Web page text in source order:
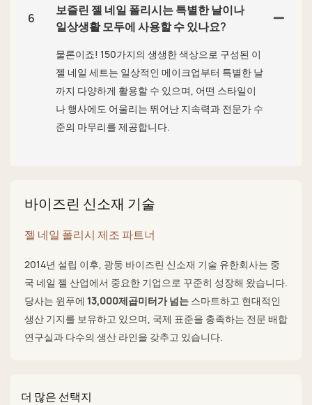
6
보즐린 젤 네일 폴리시는 특별한 날이나
일상생활 모두에 사용할 수 있나요?
물론이죠! 150가지의 생생한 색상으로 구성된 이
젤 네일 세트는 일상적인 메이크업부터 특별한 날
까지 다양하게 활용할 수 있으며, 어떤 스타일이
나 행사에도 어울리는 뛰어난 지속력과 전문가 수
준의 마무리를 제공합니다.
바이즈린 신소재 기술
젤 네일 폴리시 제조 파트너
2014년 설립 이후, 광둥 바이즈린 신소재 기술 유한회사는 중
국 네일 젤 산업에서 중요한 기업으로 꾸준히 성장해 왔습니다.
당사는 윈푸에 13,000제곱미터가 넘는 스마트하고 현대적인
생산 기지를 보유하고 있으며, 국제 표준을 충족하는 전문 배합
연구실과 다수의 생산 라인을 갖추고 있습니다.
더 많은 선택지